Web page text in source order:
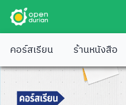
คอร์สเรียน ร้านหนังสือ